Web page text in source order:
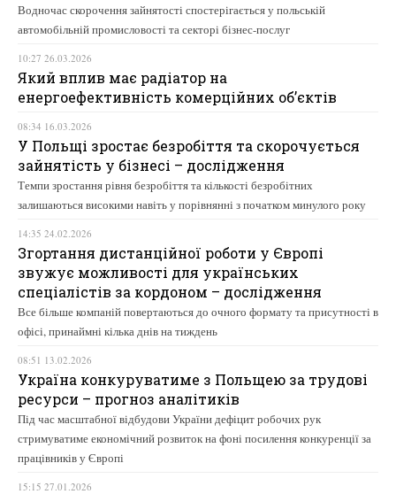
Водночас скорочення зайнятості спостерігається у польській
автомобільній промисловості та секторі бізнес-послуг
10:27 26.03.2026
Який вплив має радіатор на
енергоефективність комерційних об’єктів
08:34 16.03.2026
У Польщі зростає безробіття та скорочується
зайнятість у бізнесі – дослідження
Темпи зростання рівня безробіття та кількості безробітних
залишаються високими навіть у порівнянні з початком минулого року
14:35 24.02.2026
Згортання дистанційної роботи у Європі
звужує можливості для українських
спеціалістів за кордоном – дослідження
Все більше компаній повертаються до очного формату та присутності в
офісі, принаймні кілька днів на тиждень
08:51 13.02.2026
Україна конкуруватиме з Польщею за трудові
ресурси – прогноз аналітиків
Під час масштабної відбудови України дефіцит робочих рук
стримуватиме економічний розвиток на фоні посилення конкуренції за
працівників у Європі
15:15 27.01.2026